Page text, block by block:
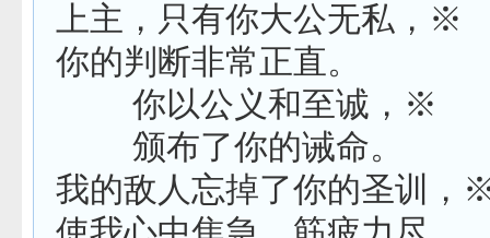
上主，只有你大公无私，※
你的判断非常正直。
你以公义和至诚，※
颁布了你的诫命。
我的敌人忘掉了你的圣训，